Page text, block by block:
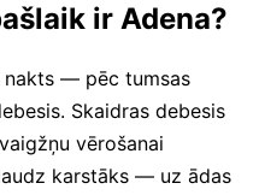
ir Adena?
nakts — pēc tumsas
Skaidras debesis
vērošanai
karstāks — uz ādas